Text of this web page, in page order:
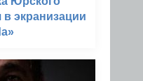
в экранизации